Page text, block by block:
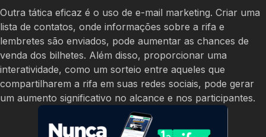
Outra tática eficaz é o uso de e-mail marketing. Criar uma
lista de contatos, onde informações sobre a rifa e
lembretes são enviados, pode aumentar as chances de
venda dos bilhetes. Além disso, proporcionar uma
interatividade, como um sorteio entre aqueles que
compartilharem a rifa em suas redes sociais, pode gerar
um aumento significativo no alcance e nos participantes.